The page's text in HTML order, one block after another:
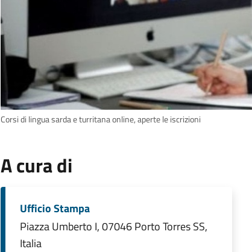
Corsi di lingua sarda e turritana online, aperte le iscrizioni
A cura di
Ufficio Stampa
Piazza Umberto I, 07046 Porto Torres SS,
Italia